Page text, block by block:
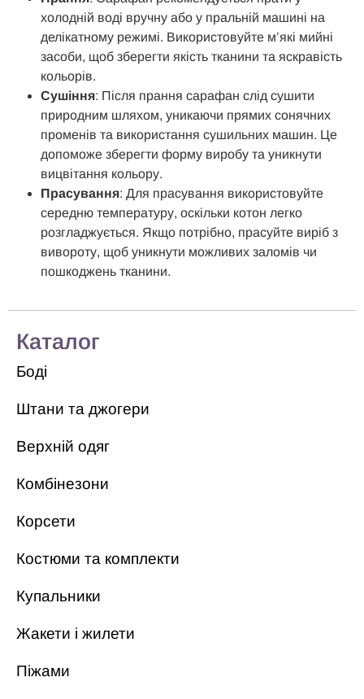
холодній воді вручну або у пральній машині на
делікатному режимі. Використовуйте м’які мийні
засоби, щоб зберегти якість тканини та яскравість
кольорів.
Сушіння: Після прання сарафан слід сушити
природним шляхом, уникаючи прямих сонячних
променів та використання сушильних машин. Це
допоможе зберегти форму виробу та уникнути
вицвітання кольору.
Прасування: Для прасування використовуйте
середню температуру, оскільки котон легко
розгладжується. Якщо потрібно, прасуйте виріб з
вивороту, щоб уникнути можливих заломів чи
пошкоджень тканини.
Каталог
Боді
Штани та джогери
Верхній одяг
Комбінезони
Корсети
Костюми та комплекти
Купальники
Жакети і жилети
Піжами